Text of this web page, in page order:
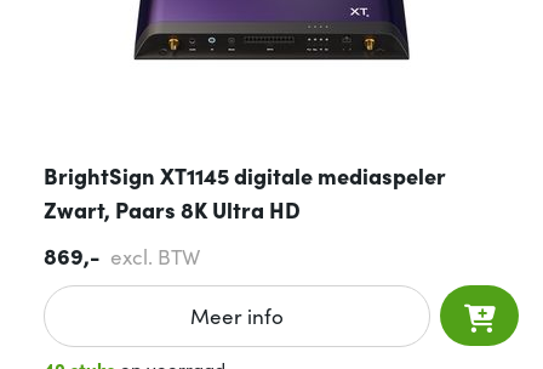
BrightSign XT1145 digitale mediaspeler
Zwart, Paars 8K Ultra HD
869,- excl. BTW
Meer info